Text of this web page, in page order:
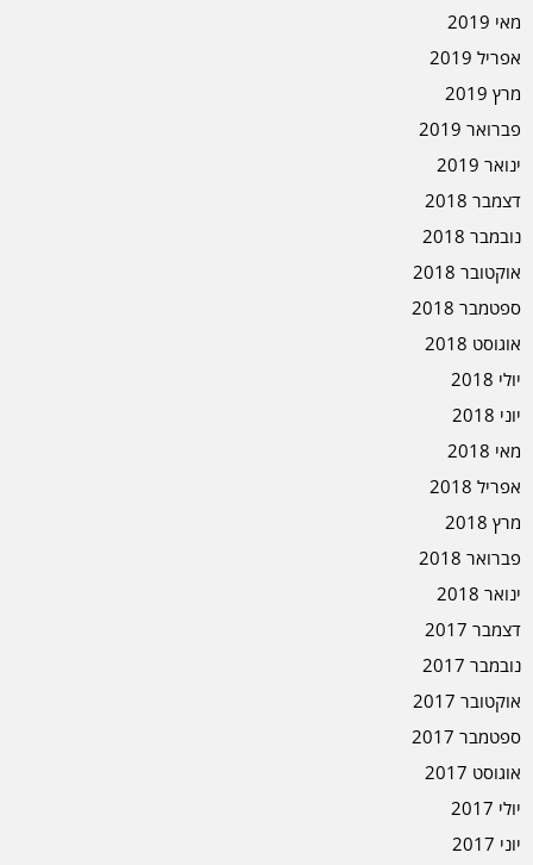
מאי 2019
אפריל 2019
מרץ 2019
פברואר 2019
ינואר 2019
דצמבר 2018
נובמבר 2018
אוקטובר 2018
ספטמבר 2018
אוגוסט 2018
יולי 2018
יוני 2018
מאי 2018
אפריל 2018
מרץ 2018
פברואר 2018
ינואר 2018
דצמבר 2017
נובמבר 2017
אוקטובר 2017
ספטמבר 2017
אוגוסט 2017
יולי 2017
יוני 2017